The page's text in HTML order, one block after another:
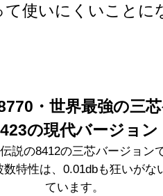
て使いにくいことに
・世界最強の三
の現代バージョン
説の8412の三芯バージョン
特性は、0.01dbも狂いがな
ています。